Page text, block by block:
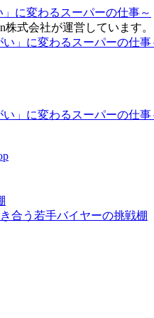
に変わるスーパーの仕事～
式会社が運営しています。
合う若手バイヤーの挑戦棚